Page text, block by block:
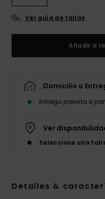
Ver guía de tallas
Añadir a
Domicilio o
Entrega prevista a
Ver
Seleccione una
Detalles &